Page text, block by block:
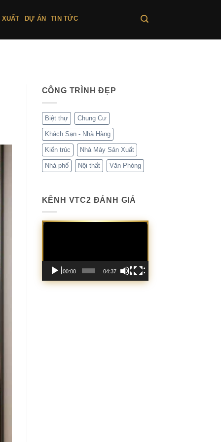
DỰ ÁN TIN TỨC
CÔNG TRÌNH ĐẸP
Biệt thự Chung Cư
Khách Sạn - Nhà Hàng
Kiến trúc Nhà Máy Sản Xuất
Nhà phố Nội thất Văn Phòng
KÊNH VTC2 ĐÁNH GIÁ
Trình
00:00 04:37